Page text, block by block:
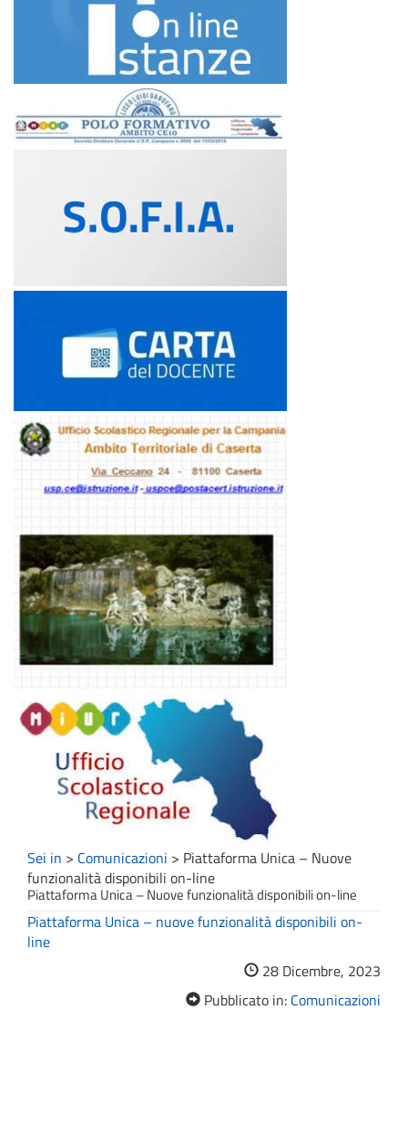
Sei in > Comunicazioni > Piattaforma Unica – Nuove
funzionalità disponibili on-line
Piattaforma Unica – Nuove funzionalità disponibili on-line
Piattaforma Unica – nuove funzionalità disponibili on-
line
28 Dicembre, 2023
Pubblicato in: Comunicazioni